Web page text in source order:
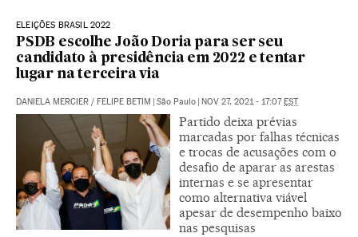
ELEIÇÕES BRASIL 2022
PSDB escolhe João Doria para ser seu
candidato à presidência em 2022 e tentar
lugar na terceira via
DANIELA MERCIER / FELIPE BETIM São Paulo NOV 27, 2021 - 17:07 EST
Partido deixa prévias
marcadas por falhas técnicas
e trocas de acusações com o
desafio de aparar as arestas
internas e se apresentar
como alternativa viável
apesar de desempenho baixo
nas pesquisas